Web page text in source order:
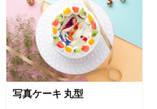
写真ケーキ 丸型